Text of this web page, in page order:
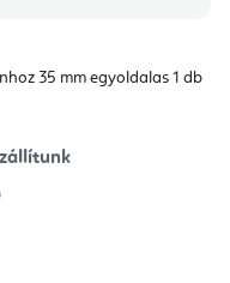
35 mm egyoldalas 1 db